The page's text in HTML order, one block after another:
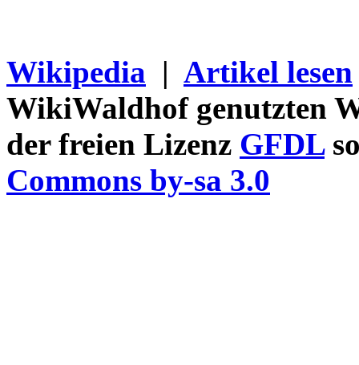
Wikipedia | Artikel lesen
WikiWaldhof genutzten
der freien Lizenz GFDL
Commons by-sa 3.0